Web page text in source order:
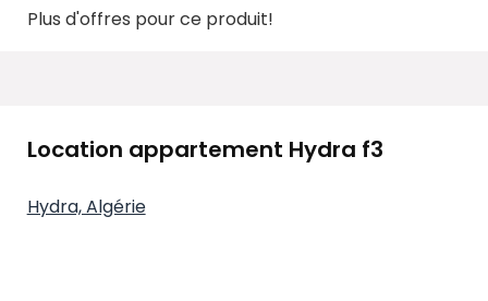
Plus d'offres pour ce produit!
Location appartement Hydra f3
Hydra, Algérie